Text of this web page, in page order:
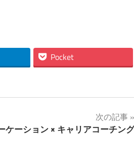
Pocket
次の記事
ケーション × キャリアコーチング